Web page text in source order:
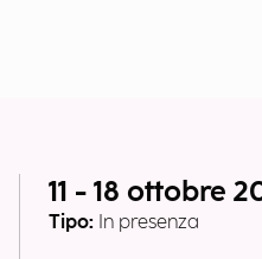
11 - 18 ottobre
Tipo: In presenza